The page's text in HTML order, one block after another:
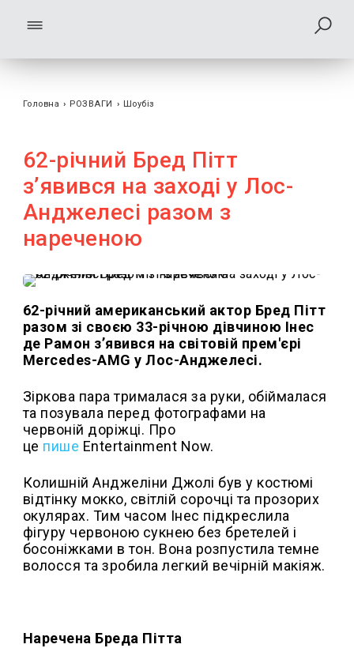
Головна › РОЗВАГИ › Шоубiз
62-річний Бред Пітт
зʼявився на заході у Лос-
Анджелесі разом з
нареченою
62-річний американський актор Бред Пітт
разом зі своєю 33-річною ​​дівчиною Інес
де Рамон зʼявився на світовій прем'єрі
Mercedes-AMG у Лос-Анджелесі.
Зіркова пара трималася за руки, обіймалася
та позувала перед фотографами на
червоній доріжці. Про
це пише Entertainment Now.
Колишній Анджеліни Джолі був у костюмі
відтінку мокко, світлій сорочці та прозорих
окулярах. Тим часом Інес підкреслила
фігуру червоною сукнею без бретелей і
босоніжками в тон. Вона розпустила темне
волосся та зробила легкий вечірній макіяж.
Наречена Бреда Пітта